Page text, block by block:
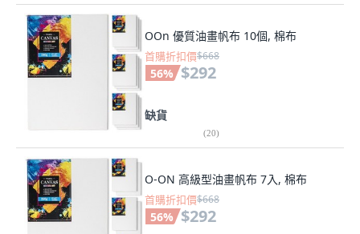
OOn 優質油畫帆布 10個, 棉布
首購折扣價$668
56% $292
缺貨
(20)
O-ON 高級型油畫帆布 7入, 棉布
首購折扣價$668
56% $292